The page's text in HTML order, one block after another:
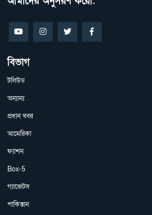
বিভাগ
টলিউড
অন্যান্য
প্রধান খবর
আমেরিকা
ফ্যাশন
Box-5
গ্যাজেটস
পাকিস্তান